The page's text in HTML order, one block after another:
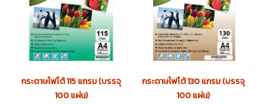
กระดาษโฟโต้ 115 แกรม (บรรจุ
100 แผ่น)
กระดาษโฟโต้ 130 แกรม (บรรจุ
100 แผ่น)